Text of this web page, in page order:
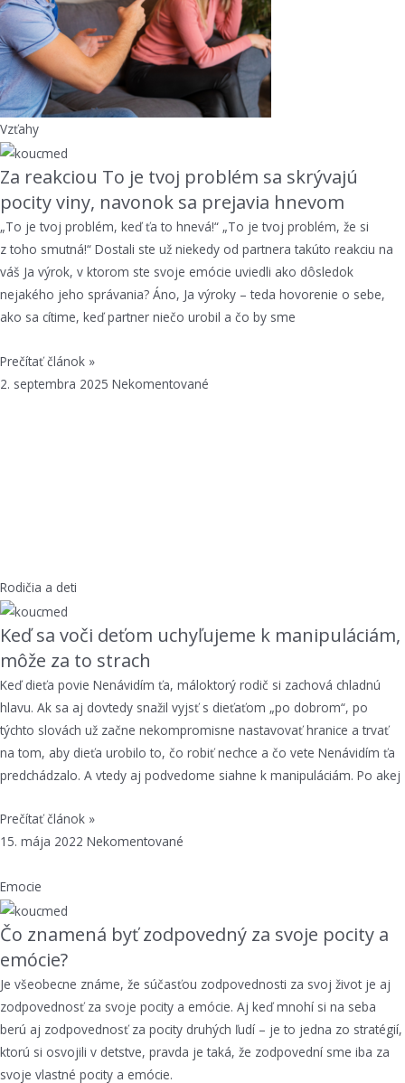
Vzťahy
Za reakciou To je tvoj problém sa skrývajú
pocity viny, navonok sa prejavia hnevom
„To je tvoj problém, keď ťa to hnevá!“ „To je tvoj problém, že si
z toho smutná!“ Dostali ste už niekedy od partnera takúto reakciu na
váš Ja výrok, v ktorom ste svoje emócie uviedli ako dôsledok
nejakého jeho správania? Áno, Ja výroky – teda hovorenie o sebe,
ako sa cítime, keď partner niečo urobil a čo by sme
Prečítať článok »
2. septembra 2025 Nekomentované
Rodičia a deti
Keď sa voči deťom uchyľujeme k manipuláciám,
môže za to strach
Keď dieťa povie Nenávidím ťa, máloktorý rodič si zachová chladnú
hlavu. Ak sa aj dovtedy snažil vyjsť s dieťaťom „po dobrom“, po
týchto slovách už začne nekompromisne nastavovať hranice a trvať
na tom, aby dieťa urobilo to, čo robiť nechce a čo vete Nenávidím ťa
predchádzalo. A vtedy aj podvedome siahne k manipuláciám. Po akej
Prečítať článok »
15. mája 2022 Nekomentované
Emocie
Čo znamená byť zodpovedný za svoje pocity a
emócie?
Je všeobecne známe, že súčasťou zodpovednosti za svoj život je aj
zodpovednosť za svoje pocity a emócie. Aj keď mnohí si na seba
berú aj zodpovednosť za pocity druhých ľudí – je to jedna zo stratégií,
ktorú si osvojili v detstve, pravda je taká, že zodpovední sme iba za
svoje vlastné pocity a emócie.